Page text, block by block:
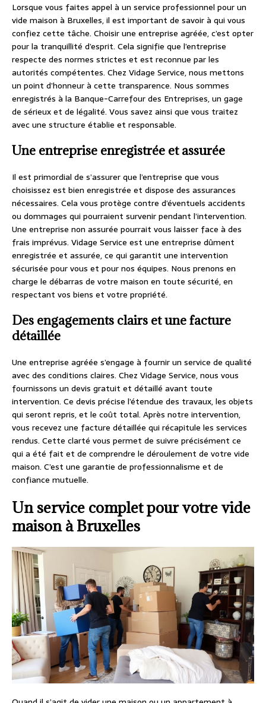
Lorsque vous faites appel à un service professionnel pour un
vide maison à Bruxelles, il est important de savoir à qui vous
confiez cette tâche. Choisir une entreprise agréée, c’est opter
pour la tranquillité d’esprit. Cela signifie que l’entreprise
respecte des normes strictes et est reconnue par les
autorités compétentes. Chez Vidage Service, nous mettons
un point d’honneur à cette transparence. Nous sommes
enregistrés à la Banque-Carrefour des Entreprises, un gage
de sérieux et de légalité. Vous savez ainsi que vous traitez
avec une structure établie et responsable.
Une entreprise enregistrée et assurée
Il est primordial de s’assurer que l’entreprise que vous
choisissez est bien enregistrée et dispose des assurances
nécessaires. Cela vous protège contre d’éventuels accidents
ou dommages qui pourraient survenir pendant l’intervention.
Une entreprise non assurée pourrait vous laisser face à des
frais imprévus. Vidage Service est une entreprise dûment
enregistrée et assurée, ce qui garantit une intervention
sécurisée pour vous et pour nos équipes. Nous prenons en
charge le débarras de votre maison en toute sécurité, en
respectant vos biens et votre propriété.
Des engagements clairs et une facture
détaillée
Une entreprise agréée s’engage à fournir un service de qualité
avec des conditions claires. Chez Vidage Service, nous vous
fournissons un devis gratuit et détaillé avant toute
intervention. Ce devis précise l’étendue des travaux, les objets
qui seront repris, et le coût total. Après notre intervention,
vous recevez une facture détaillée qui récapitule les services
rendus. Cette clarté vous permet de suivre précisément ce
qui a été fait et de comprendre le déroulement de votre vide
maison. C’est une garantie de professionnalisme et de
confiance mutuelle.
Un service complet pour votre vide
maison à Bruxelles